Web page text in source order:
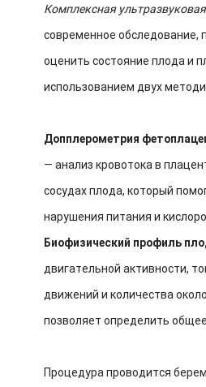
Комплексная
современное обследование,
оценить состояние плода и
использованием двух
Допплерометрия
— анализ кровотока в
сосудах плода, который
нарушения питания и
Биофизический профиль
двигательной активности,
движений и количества
позволяет определить
Процедура проводится